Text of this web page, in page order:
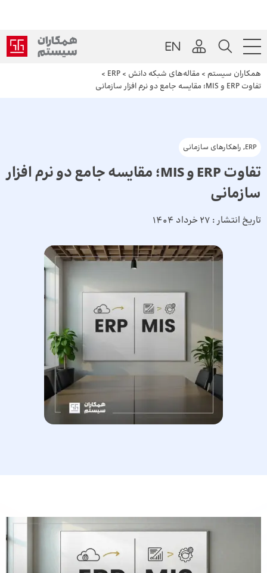
همکاران سیستم > مقاله‌های شبکه دانش >
ERP
>
تفاوت ERP و MIS؛ مقایسه جامع دو نرم افزار سازمانی
ERP
, راهکارهای سازمانی
تفاوت ERP و MIS؛ مقایسه جامع دو نرم افزار
سازمانی
تاریخ انتشار : 27 خرداد 1404